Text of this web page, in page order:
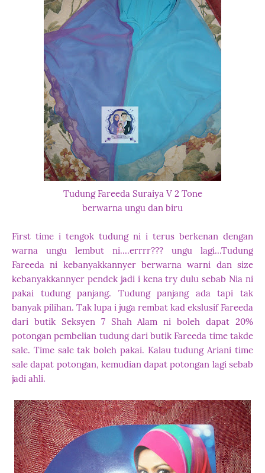
Tudung Fareeda Suraiya V 2 Tone
berwarna ungu dan biru
First time i tengok tudung ni i terus berkenan dengan
warna ungu lembut ni....errrr??? ungu lagi...Tudung
Fareeda ni kebanyakkannyer berwarna warni dan size
kebanyakkannyer pendek jadi i kena try dulu sebab Nia ni
pakai tudung panjang. Tudung panjang ada tapi tak
banyak pilihan. Tak lupa i juga rembat kad ekslusif Fareeda
dari butik Seksyen 7 Shah Alam ni boleh dapat 20%
potongan pembelian tudung dari butik Fareeda time takde
sale. Time sale tak boleh pakai. Kalau tudung Ariani time
sale dapat potongan, kemudian dapat potongan lagi sebab
jadi ahli.